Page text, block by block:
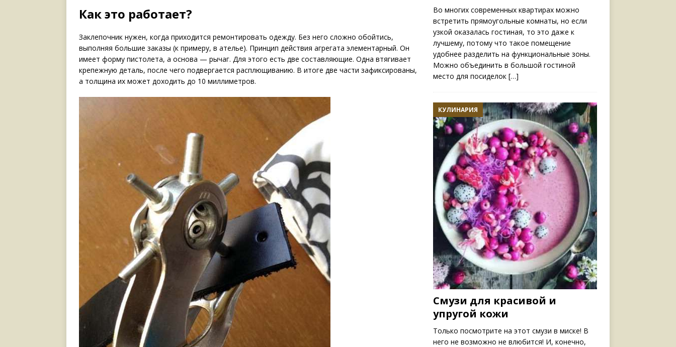
Как это работает?
Заклепочник нужен, когда приходится ремонтировать одежду. Без него сложно обойтись,
выполняя большие заказы (к примеру, в ателье). Принцип действия агрегата элементарный. Он
имеет форму пистолета, а основа — рычаг. Для этого есть две составляющие. Одна втягивает
крепежную деталь, после чего подвергается расплющиванию. В итоге две части зафиксированы,
а толщина их может доходить до 10 миллиметров.
Во многих современных квартирах можно
встретить прямоугольные комнаты, но если
узкой оказалась гостиная, то это даже к
лучшему, потому что такое помещение
удобнее разделить на функциональные зоны.
Можно объединить в большой гостиной
место для посиделок […]
КУЛИНАРИЯ
Смузи для красивой и
упругой кожи
Только посмотрите на этот смузи в миске! В
него не возможно не влюбится! И, конечно,